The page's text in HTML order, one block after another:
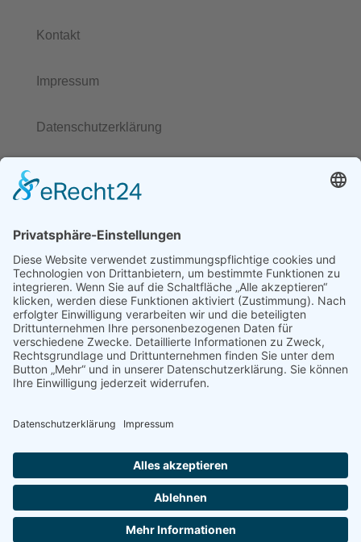
Kontakt
Impressum
Datenschutzerklärung
Gebäudedienste
Hygienebedarf
Waschen
Copyright ©2026 Frazzetta.eu